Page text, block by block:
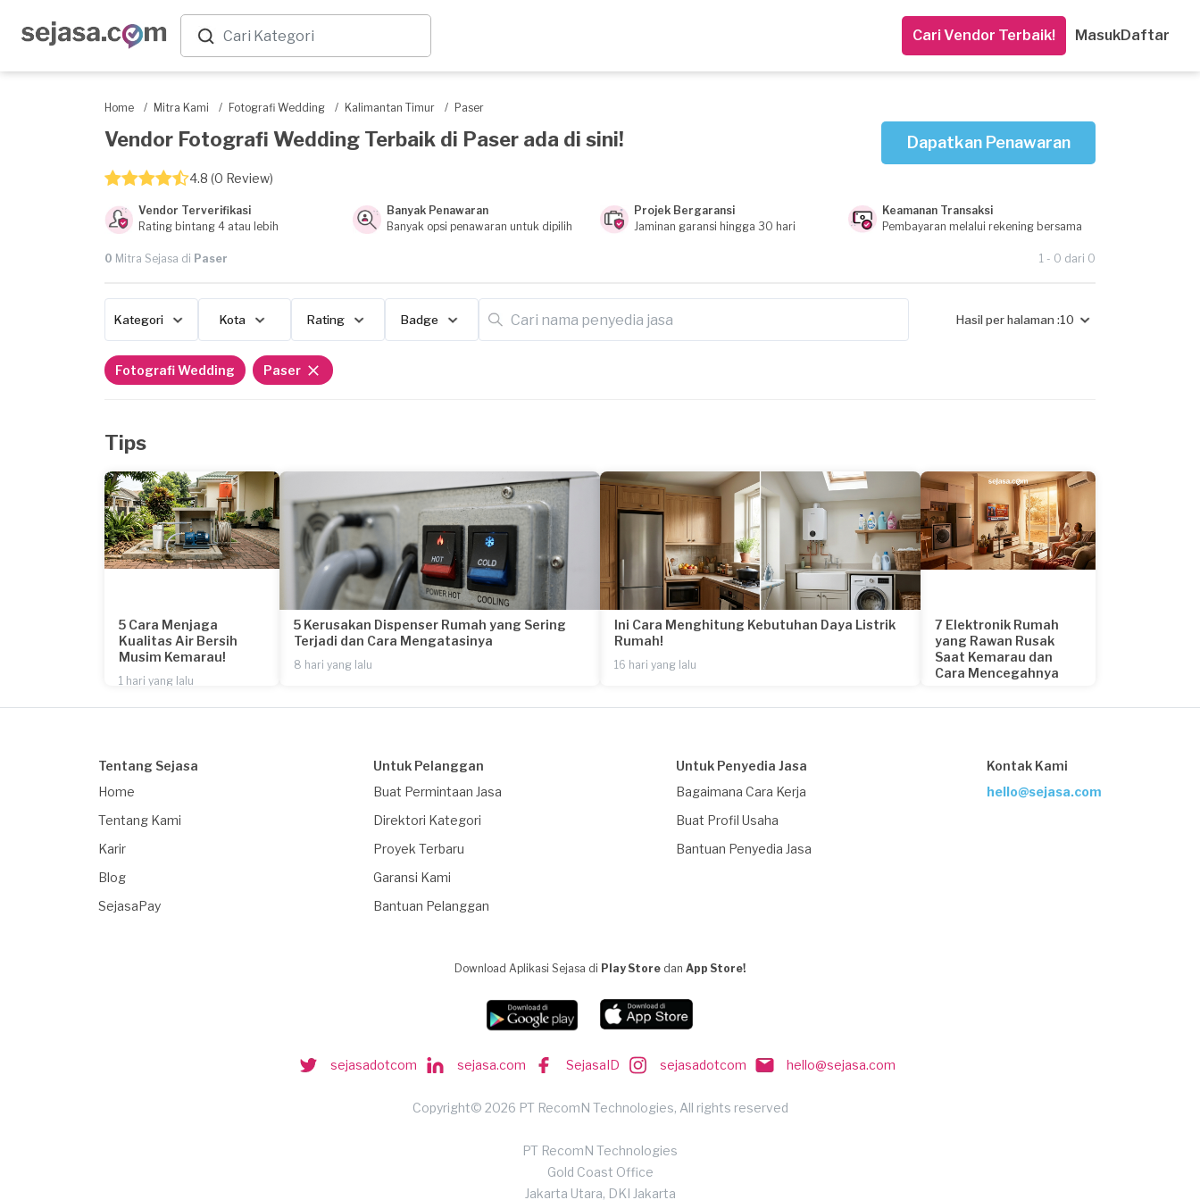
Cari Vendor Terbaik! MasukDaftar
Home / Mitra Kami / Fotografi Wedding / Kalimantan Timur / Paser
Vendor Fotografi Wedding Terbaik di Paser ada di sini!
4.8 (0 Review)
Dapatkan Penawaran
Vendor Terverifikasi
Rating bintang 4 atau lebih
Banyak Penawaran
Banyak opsi penawaran untuk dipilih
Projek Bergaransi
Jaminan garansi hingga 30 hari
Keamanan Transaksi
Pembayaran melalui rekening bersama
0 Mitra Sejasa di Paser 1 - 0 dari 0
Kategori Kota Rating Badge Hasil per halaman :10
Fotografi Wedding Paser
Tips
5 Cara Menjaga
Kualitas Air Bersih
Musim Kemarau!
1 hari yang lalu
5 Kerusakan Dispenser Rumah yang Sering
Terjadi dan Cara Mengatasinya
8 hari yang lalu
Ini Cara Menghitung Kebutuhan Daya Listrik
Rumah!
16 hari yang lalu
7 Elektronik Rumah
yang Rawan Rusak
Saat Kemarau dan
Cara Mencegahnya
Tentang Sejasa
Home
Tentang Kami
Karir
Blog
SejasaPay
Untuk Pelanggan
Buat Permintaan Jasa
Direktori Kategori
Proyek Terbaru
Garansi Kami
Bantuan Pelanggan
Untuk Penyedia Jasa
Bagaimana Cara Kerja
Buat Profil Usaha
Bantuan Penyedia Jasa
Kontak Kami
hello@sejasa.com
Download Aplikasi Sejasa di Play Store dan App Store!
sejasadotcom sejasa.com SejasaID sejasadotcom hello@sejasa.com
Copyright© 2026 PT RecomN Technologies, All rights reserved
PT RecomN Technologies
Gold Coast Office
Jakarta Utara, DKI Jakarta